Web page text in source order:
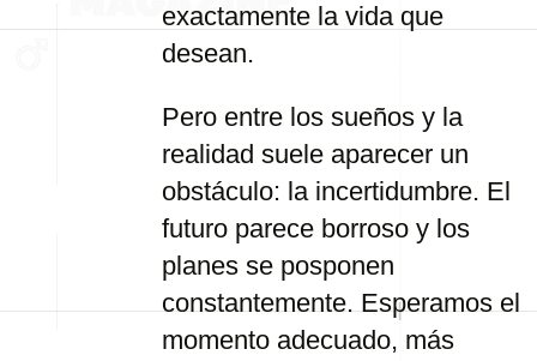
exactamente la vida que
desean.
Pero entre los sueños y la
realidad suele aparecer un
obstáculo: la incertidumbre. El
futuro parece borroso y los
planes se posponen
constantemente. Esperamos el
momento adecuado, más